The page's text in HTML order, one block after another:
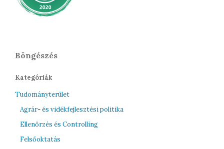
Böngészés
Kategóriák
Tudományterület
Agrár- és vidékfejlesztési politika
Ellenőrzés és Controlling
Felsőoktatás